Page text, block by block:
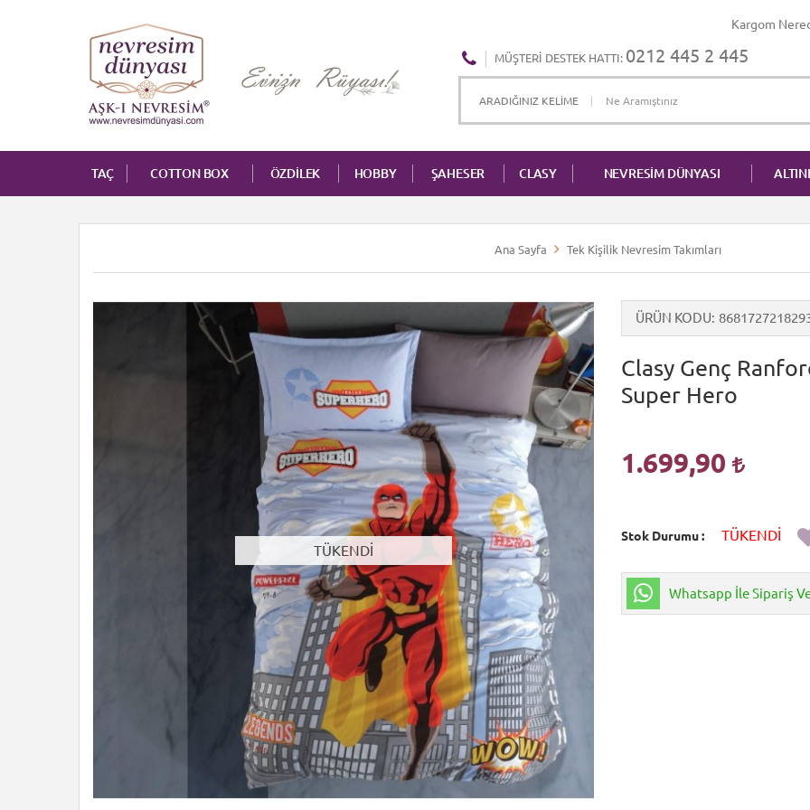
Kargom
MÜŞTERI DESTEK HATTI: 0212 445 2 445
TAÇ COTTON BOX ÖZDİLEK HOBBY ŞAHESER CLASY NEVRESİM DÜNYASI
Ana Sayfa Tek Kişilik Nevresim Takımları
TÜKENDİ
ÜRÜN KODU
Clasy Genç
Super Hero
1.699,90
Stok Durumu TÜKENDİ
Whatsapp İle Sipariş